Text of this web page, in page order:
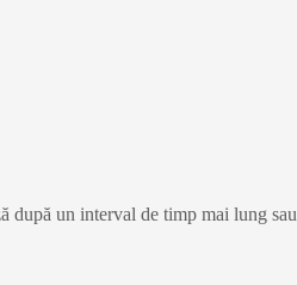
după un interval de timp mai lung sau